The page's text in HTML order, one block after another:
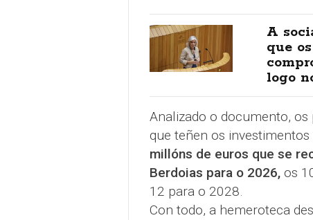
A
que
logo
Analizado o documento, os
que teñen os
millóns de euros que se
Berdoias para o 2026, os
12 para o 2028.
Con todo, a hemeroteca